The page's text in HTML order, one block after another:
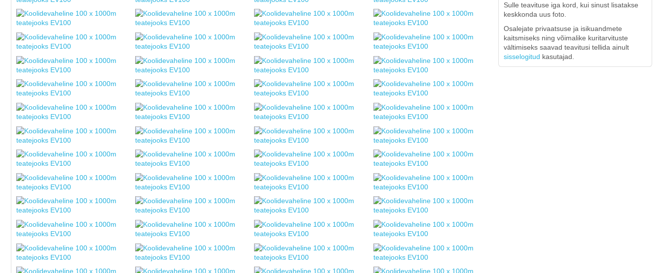
Sulle teavituse iga kord, kui sinust lisatakse
keskkonda uus foto.
Osalejate privaatsuse ja isikuandmete
kaitsmiseks ning võimalike kuritarvituste
vältimiseks saavad teavitusi tellida ainult
sisselogitud kasutajad.